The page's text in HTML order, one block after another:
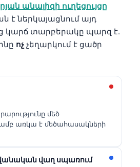
անալիզի ուղեցույցը
է ներկայացնում այդ
կարճ տարբերակը պարզ է.
ոչ չեղարկում է ցածր
մեծ
առկա է մեծահասակների
վաղ սպառում